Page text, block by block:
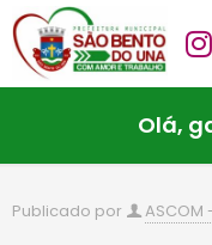
Olá,
Publicado por ASCOM